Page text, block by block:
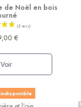
de Noël en bois
€
Voir